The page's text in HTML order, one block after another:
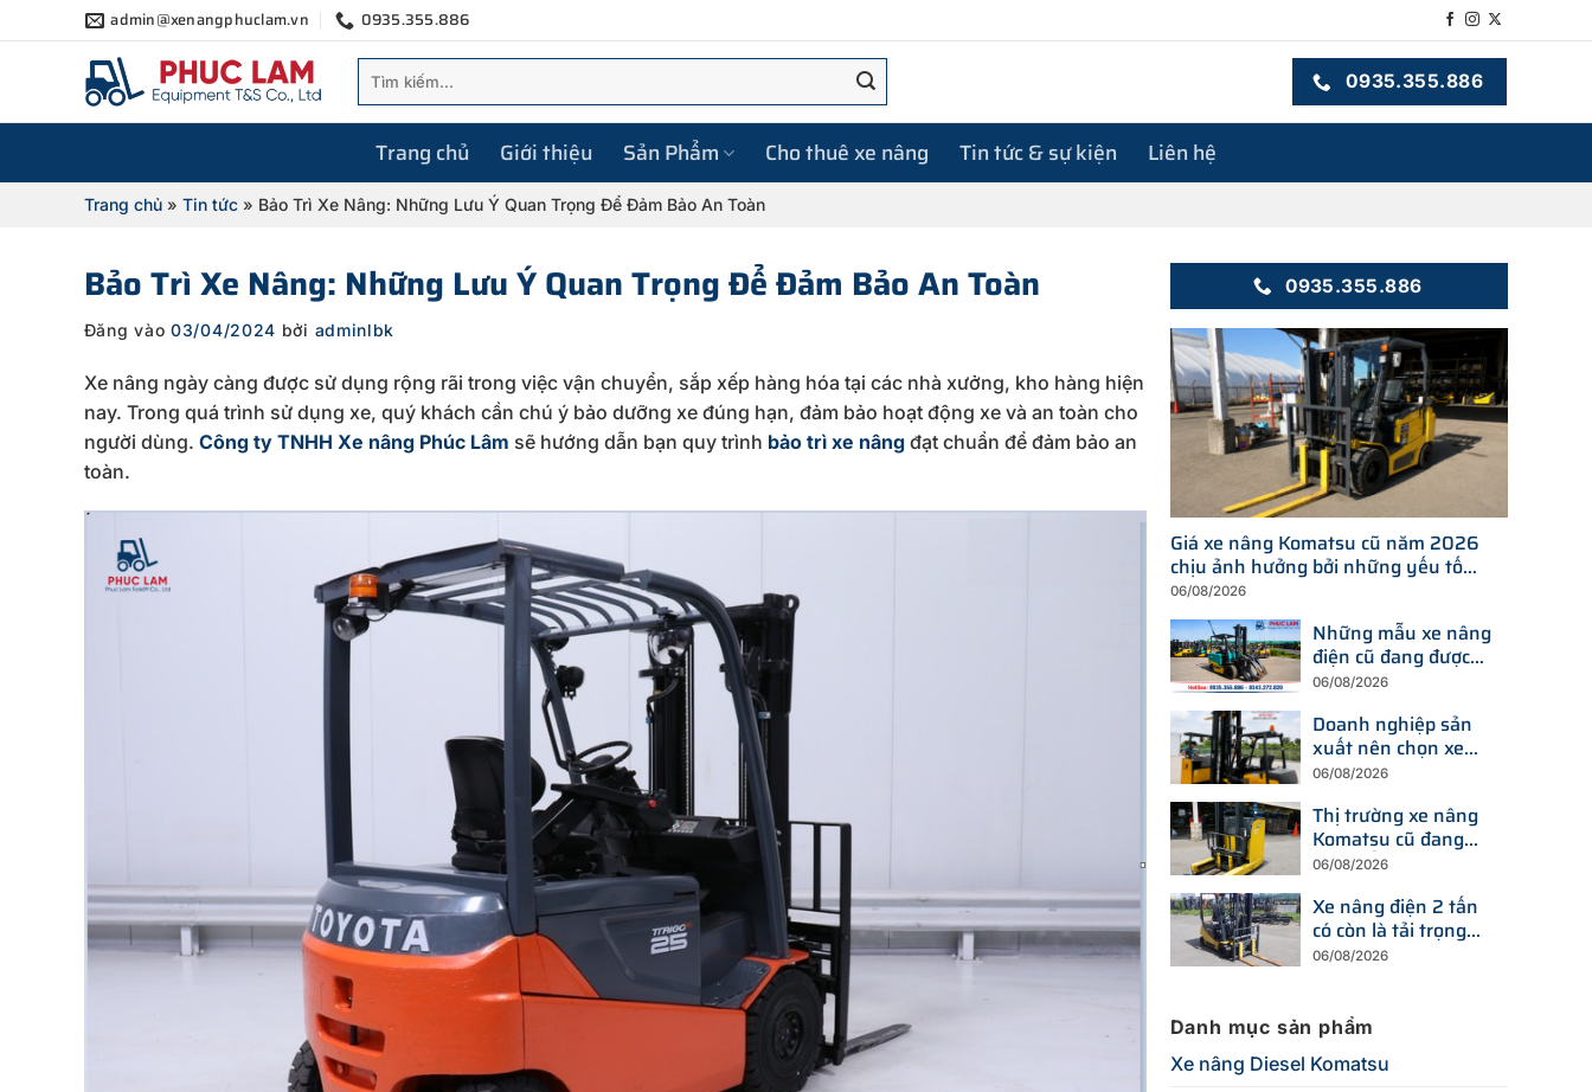
qua
admin@xenangphuclam.vn 0935.355.886
kiếm:
0935.355.886
Trang chủ Giới thiệu Sản Phẩm Cho thuê xe nâng Tin tức & sự kiện Liên hệ
Trang chủ» Tin tức» Bảo Trì Xe Nâng: Những Lưu Ý Quan Trọng Để Đảm Bảo An Toàn
Bảo Trì Xe Nâng: Những Lưu Ý Quan Trọng Để Đảm Bảo An Toàn
Đăng vào03/04/2024 bởi adminlbk
Xe nâng ngày càng được sử dụng rộng rãi trong việc vận chuyển, sắp xếp hàng hóa tại các nhà xưởng, kho hàng hiện
nay. Trong quá trình sử dụng xe, quý khách cần chú ý bảo dưỡng xe đúng hạn, đảm bảo hoạt động xe và an toàn cho
người dùng. Công ty TNHH Xe nâng Phúc Lâm sẽ hướng dẫn bạn quy trình bảo trì xe nângđạt chuẩn để đảm bảo an
toàn.
0935.355.886
Giá xe nâng Komatsu cũ năm 2026
chịu ảnh hưởng bởi những yếu tố
nào?
06/08/2026
Những mẫu xe nâng
điện cũ đang được
tìm kiếm nhiều nhất
nay
06/08/2026
Doanh nghiệp sản
xuất nên chọn xe
nâng điện hay xe
chi phí?
06/08/2026
Thị trường xe nâng
Komatsu cũ đang
thay đổi ra sao trước
thiết bị mới?
06/08/2026
Xe nâng điện 2 tấn
có còn là tải trọng
được doanh nghiệp
06/08/2026
Danh mục sản phẩm
Xe nâng Diesel Komatsu